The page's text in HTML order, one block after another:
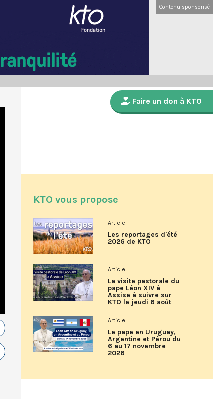
Contenu sponsorisé
Faire un don à KTO
KTO vous propose
Article
Les reportages d'été
2026 de KTO
Article
La visite pastorale du
pape Léon XIV à
Assise à suivre sur
KTO le jeudi 6 août
Article
Le pape en Uruguay,
Argentine et Pérou du
6 au 17 novembre
2026